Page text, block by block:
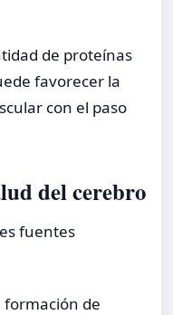
de proteínas
favorecer la
con el paso
del cerebro
fuentes
de